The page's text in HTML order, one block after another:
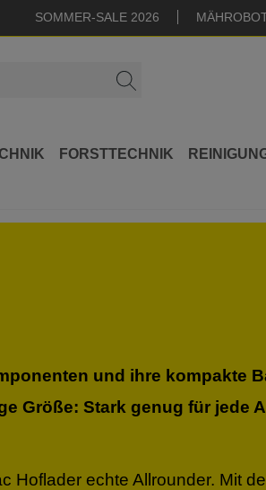
SOMMER-SALE 2026
FORSTTECHNIK
und ihre kompakte
Größe: Stark genug für jede
echte Allrounder. Mit